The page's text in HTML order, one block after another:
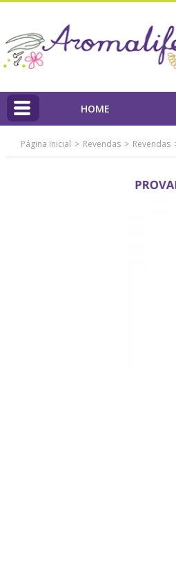
HOME
PAP'AROMA - Projeto
HOME
Página Inicial Revendas Revendas